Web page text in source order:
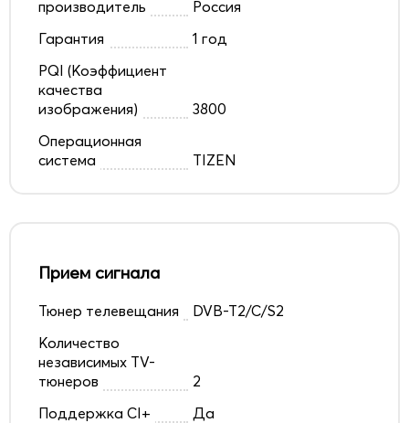
производитель
Россия
Гарантия
1 год
PQI (Коэффициент
качества
изображения)
3800
Операционная
система
TIZEN
Прием сигнала
Тюнер телевещания
DVB-T2/C/S2
Количество
независимых TV-
тюнеров
2
Поддержка CI+
Да